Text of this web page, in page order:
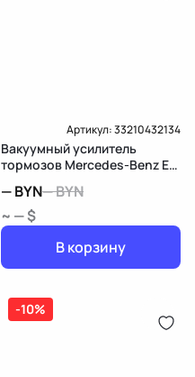
Артикул:33210432134
Вакуумный усилитель
тормозов Mercedes-Benz E
—BYN—BYN
~ — $
В корзину
-10%